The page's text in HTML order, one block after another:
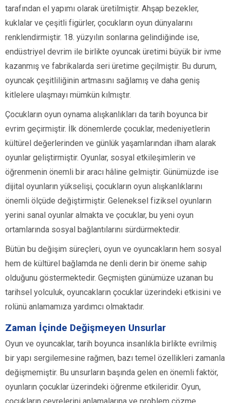
tarafından el yapımı olarak üretilmiştir. Ahşap bezekler,
kuklalar ve çeşitli figürler, çocukların oyun dünyalarını
renklendirmiştir. 18. yüzyılın sonlarına gelindiğinde ise,
endüstriyel devrim ile birlikte oyuncak üretimi büyük bir ivme
kazanmış ve fabrikalarda seri üretime geçilmiştir. Bu durum,
oyuncak çeşitliliğinin artmasını sağlamış ve daha geniş
kitlelere ulaşmayı mümkün kılmıştır.
Çocukların oyun oynama alışkanlıkları da tarih boyunca bir
evrim geçirmiştir. İlk dönemlerde çocuklar, medeniyetlerin
kültürel değerlerinden ve günlük yaşamlarından ilham alarak
oyunlar geliştirmiştir. Oyunlar, sosyal etkileşimlerin ve
öğrenmenin önemli bir aracı hâline gelmiştir. Günümüzde ise
dijital oyunların yükselişi, çocukların oyun alışkanlıklarını
önemli ölçüde değiştirmiştir. Geleneksel fiziksel oyunların
yerini sanal oyunlar almakta ve çocuklar, bu yeni oyun
ortamlarında sosyal bağlantılarını sürdürmektedir.
Bütün bu değişim süreçleri, oyun ve oyuncakların hem sosyal
hem de kültürel bağlamda ne denli derin bir öneme sahip
olduğunu göstermektedir. Geçmişten günümüze uzanan bu
tarihsel yolculuk, oyuncakların çocuklar üzerindeki etkisini ve
rolünü anlamamıza yardımcı olmaktadır.
Zaman İçinde Değişmeyen Unsurlar
Oyun ve oyuncaklar, tarih boyunca insanlıkla birlikte evrilmiş
bir yapı sergilemesine rağmen, bazı temel özellikleri zamanla
değişmemiştir. Bu unsurların başında gelen en önemli faktör,
oyunların çocuklar üzerindeki öğrenme etkileridir. Oyun,